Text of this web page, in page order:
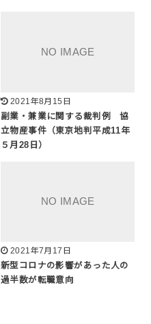
2021年8月15日
副業・兼業に関する裁判例 協
立物産事件（東京地判平成11年
５月28日）
2021年7月17日
新型コロナの影響があった人の
過半数が転職意向